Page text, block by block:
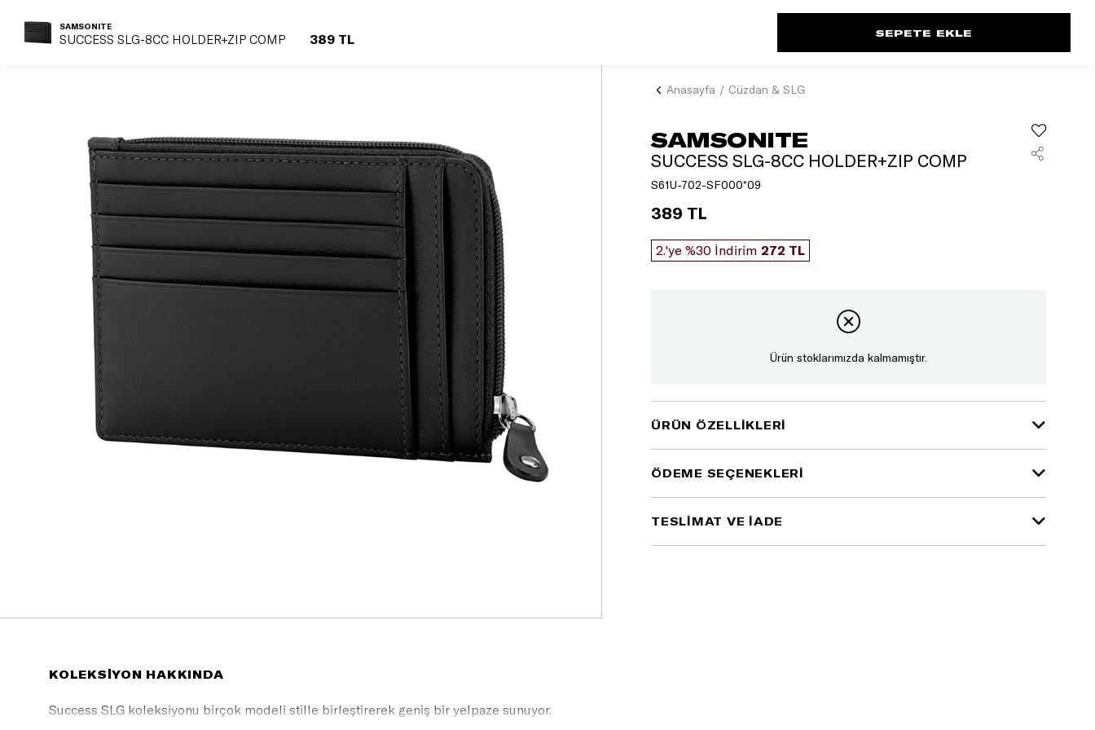
Anasayfa Cüzdan & SLG
SAMSONITE
SUCCESS SLG-8CC HOLDER+ZIP COMP
S61U-702-SF000*09
389 TL
2.'ye %30 İndirim 272 TL
Ürün stoklarımızda kalmamıştır.
ÜRÜN ÖZELLIKLERI
ÖDEME SEÇENEKLERI
TESLİMAT VE İADE
KOLEKSİYON HAKKINDA
Success SLG koleksiyonu birçok modeli stille birleştirerek geniş bir yelpaze sunuyor.
SAMSONITE
SUCCESS SLG-8CC HOLDER+ZIP COMP 389 TL